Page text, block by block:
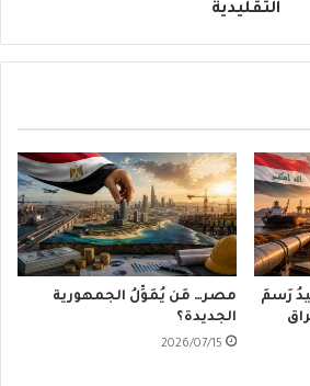
التقليدية
رَسمَ
مصر… مَن يُمَوِّلُ الجمهورية
الجديدة؟
2026/07/15